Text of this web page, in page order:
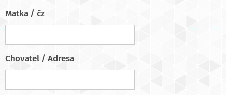
Matka / čz
Chovatel / Adresa